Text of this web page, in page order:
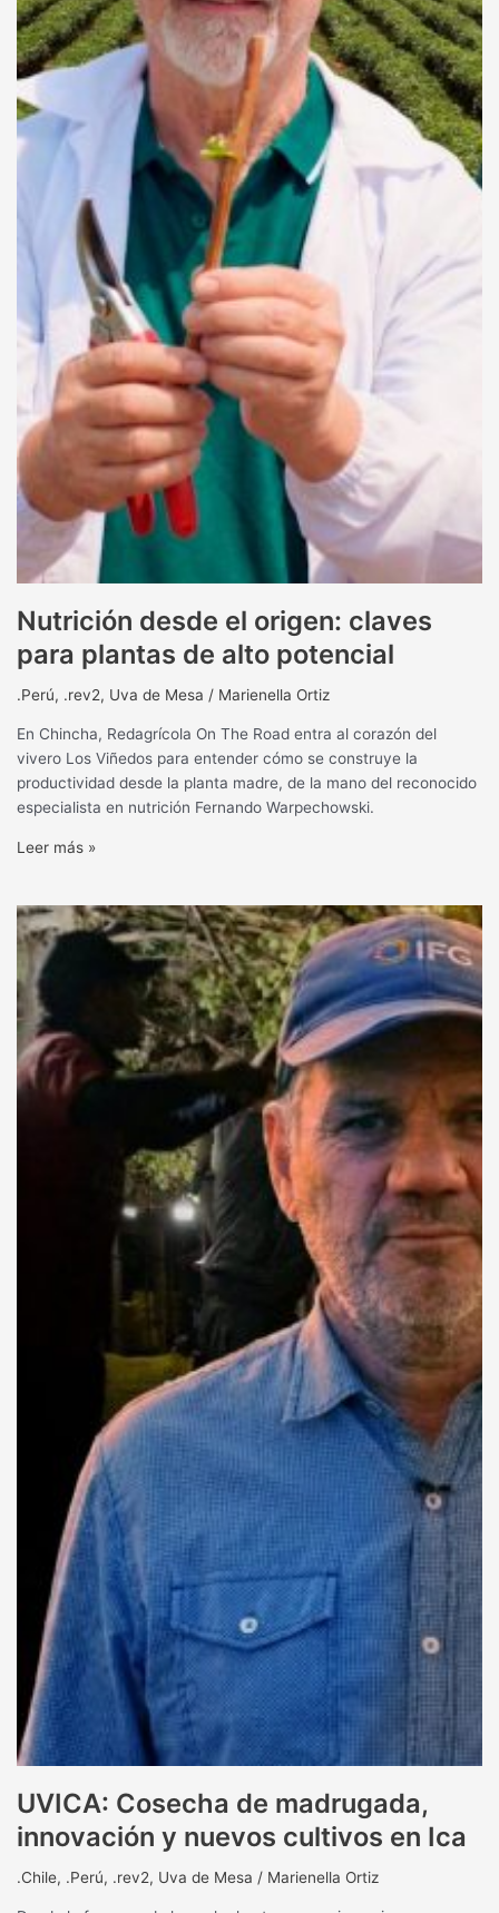
Nutrición desde el origen: claves
para plantas de alto potencial
.Perú, .rev2, Uva de Mesa / Marienella Ortiz
En Chincha, Redagrícola On The Road entra al corazón del
vivero Los Viñedos para entender cómo se construye la
productividad desde la planta madre, de la mano del reconocido
especialista en nutrición Fernando Warpechowski.
Leer más »
UVICA: Cosecha de madrugada,
innovación y nuevos cultivos en Ica
.Chile, .Perú, .rev2, Uva de Mesa / Marienella Ortiz